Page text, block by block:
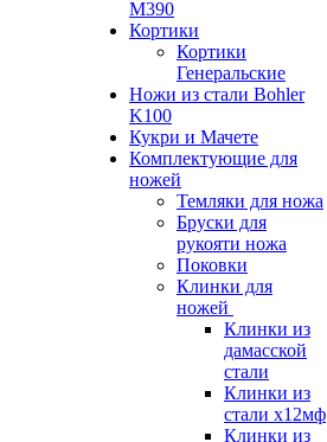
M390
Кортики
Кортики
Генеральские
Ножи из стали Bohler
K100
Кукри и Мачете
Комплектующие для
ножей
Темляки для ножа
Бруски для
рукояти ножа
Поковки
Клинки для
ножей
Клинки из
дамасской
стали
Клинки из
стали х12мф
Клинки из